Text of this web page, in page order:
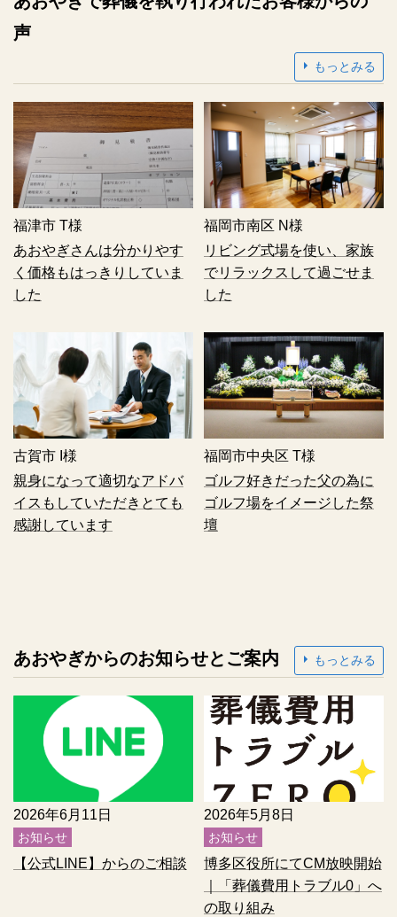
声
もっとみる
福津市 T様
あおやぎさんは分かりやす
く価格もはっきりしていま
した
福岡市南区 N様
リビング式場を使い、家族
でリラックスして過ごせま
した
古賀市 I様
親身になって適切なアドバ
イスもしていただきとても
感謝しています
福岡市中央区 T様
ゴルフ好きだった父の為に
ゴルフ場をイメージした祭
壇
あおやぎからのお知らせとご案内 もっとみる
2026年6月11日
お知らせ
【公式LINE】からのご相談
2026年5月8日
お知らせ
博多区役所にてCM放映開始
｜「葬儀費用トラブル0」へ
の取り組み